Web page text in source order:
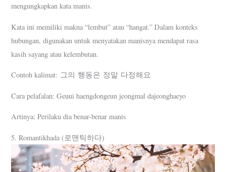
mengungkapkan kata manis.
Kata ini memiliki makna “lembut” atau “hangat.” Dalam konteks
hubungan, digunakan untuk menyatakan manisnya mendapat rasa
kasih sayang atau kelembutan.
Contoh kalimat: 그의 행동은 정말 다정해요
Cara pelafalan: Geuui haengdongeun jeongmal dajeonghaeyo
Artinya: Perilaku dia benar-benar manis
5. Romantikhada (로맨틱하다)